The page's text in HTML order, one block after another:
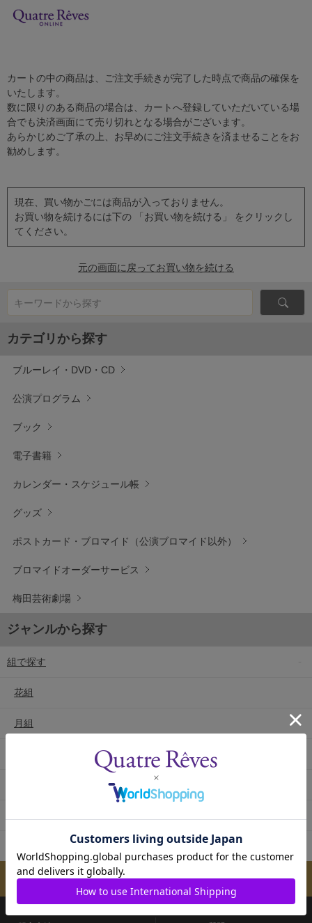
カートの中の商品は、ご注文手続きが完了した時点で商品の確保を
いたします。
数に限りのある商品の場合は、カートへ登録していただいている場
合でも決済画面にて売り切れとなる場合がございます。
あらかじめご了承の上、お早めにご注文手続きを済ませることをお
勧めします。
現在、買い物かごには商品が入っておりません。
お買い物を続けるには下の 「お買い物を続ける」 をクリックし
てください。
元の画面に戻ってお買い物を続ける
キーワードから探す
カテゴリから探す
ブルーレイ・DVD・CD
公演プログラム
ブック
電子書籍
カレンダー・スケジュール帳
グッズ
ポストカード・ブロマイド（公演ブロマイド以外）
ブロマイドオーダーサービス
梅田芸術劇場
ジャンルから探す
組で探す
花組
月組
メールマガジンのご案内